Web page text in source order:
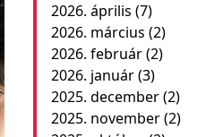
2026. április (7)
2026. március (2)
2026. február(2)
2026. január(3)
2025. december(2)
2025. november(2)